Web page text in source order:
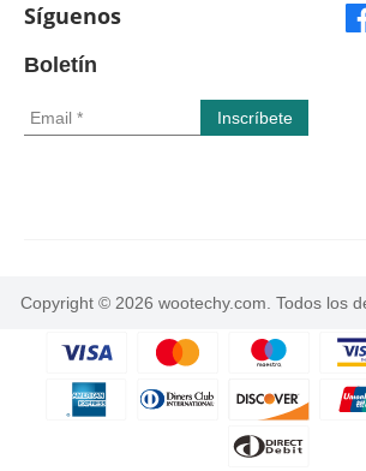
Síguenos
Boletín
Copyright © 2026 wootechy.com. Todos los